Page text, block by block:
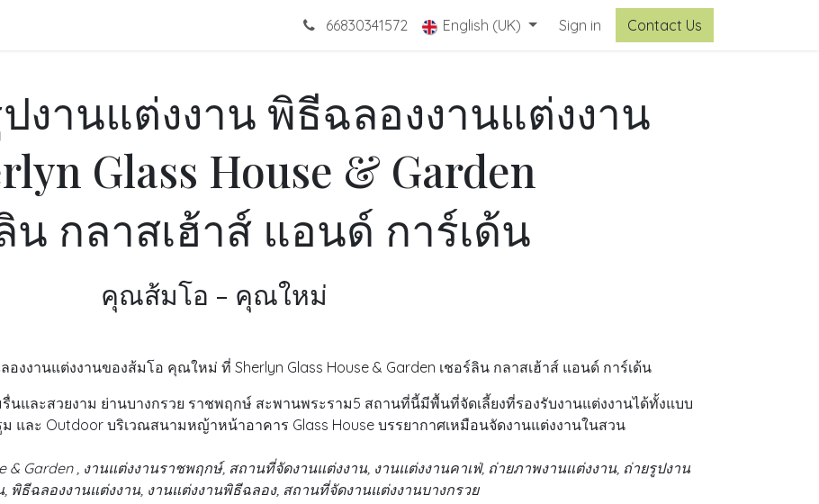
Blogs Contact Us
66830341572 English (UK) Sign in Contact Us
งานแต่งงาน พิธีฉลองงานแต่งงาน
Glass House & Garden
น กลาสเฮ้าส์ แอนด์ การ์เด้น
คุณส้มโอ - คุณใหม่
งงานแต่งงานของส้มโอ คุณใหม่ ที่ Sherlyn Glass House & Garden เชอร์ลิน กลาสเฮ้าส์ แอนด์ การ์เด้น
นและสวยงาม ย่านบางกรวย ราชพฤกษ์ สะพานพระราม5 สถานที่นี้มีพื้นที่จัดเลี้ยงที่รองรับงานแต่งงานได้ทั้งแบบ
และ Outdoor บริเวณสนามหญ้าหน้าอาคาร Glass House บรรยากาศเหมือนจัดงานแต่งงานในสวน
& Garden , งานแต่งงานราชพฤกษ์, สถานที่จัดงานแต่งงาน, งานแต่งงานคาเฟ่, ถ่ายภาพงานแต่งงาน, ถ่ายรูปงาน
, พิธีฉลองงานแต่งงาน, งานแต่งงานพิธีฉลอง, สถานที่จัดงานแต่งงานบางกรวย